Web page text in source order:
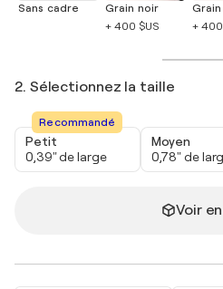
Sans cadre
Grain noir
+ 400 $US
+ 400
2. Sélectionnez la taille
Recommandé
Petit
0,39" de large
Moyen
0,78" de
Voir